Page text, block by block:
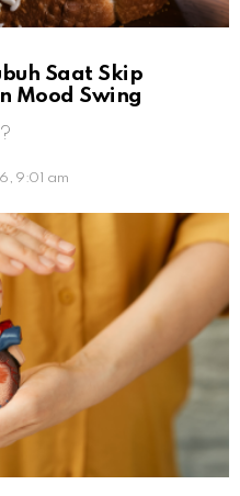
Saat Skip
Mood Swing
9:01 am